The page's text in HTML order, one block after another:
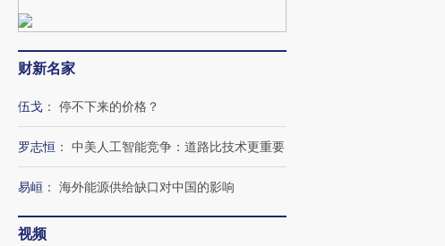
财新名家
伍戈 ： 停不下来的价格？
罗志恒 ： 中美人工智能竞争：道路比技术更重要
易峘 ： 海外能源供给缺口对中国的影响
视频